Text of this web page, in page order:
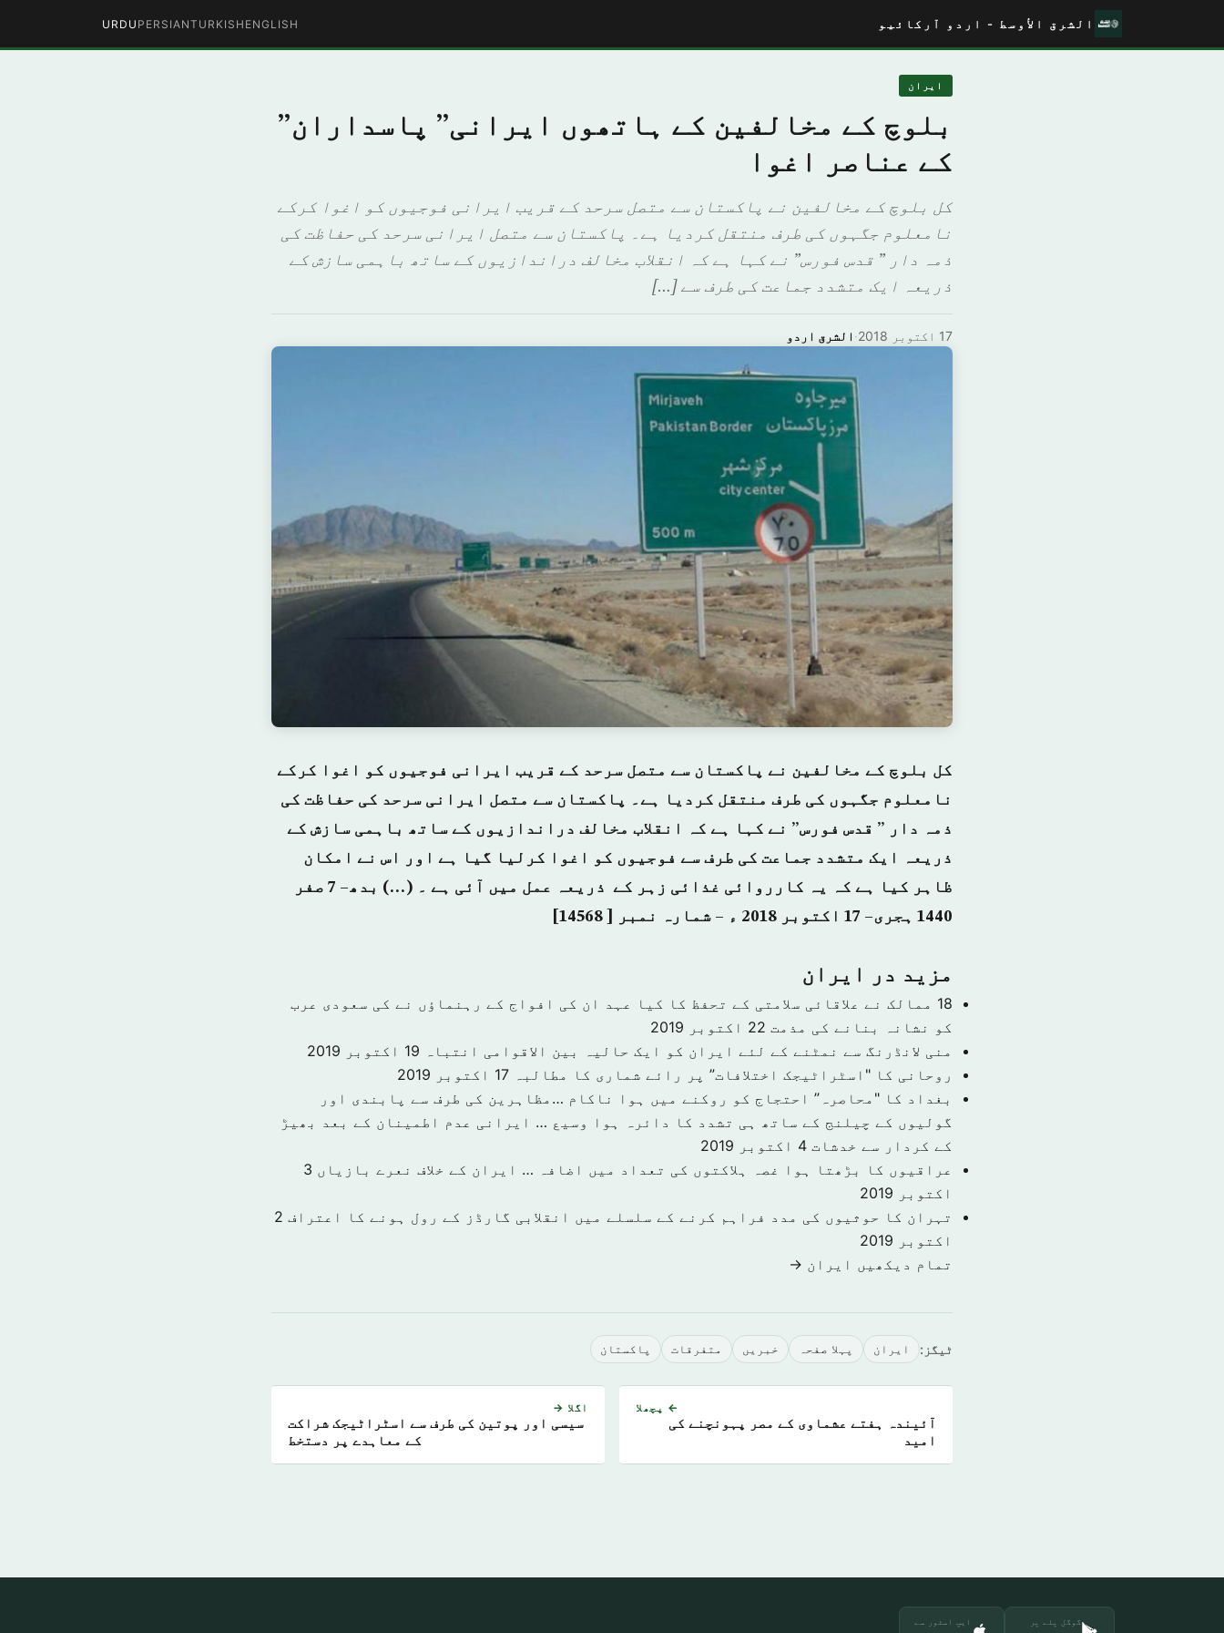
الشرق الأوسط - اردو آرکائیو ENGLISH
TURKISH
PERSIAN
URDU
ایران
بلوچ کے مخالفین کے ہاتھوں ایرانی” پاسداران”
کے عناصر اغوا
کل بلوچ کے مخالفین نے پاکستان سے متصل سرحد کے قریب ایرانی فوجیوں کو اغوا کرکے
نامعلوم جگہوں کی طرف منتقل کردیا ہے۔ پاکستان سے متصل ایرانی سرحد کی حفاظت کی
ذمہ دار ” قدس فورس” نے کہا ہے کہ انقلاب مخالف دراندازیوں کے ساتھ باہمی سازش کے
ذریعہ ایک متشدد جماعت کی طرف سے […]
الشرق اردو · 17 اکتوبر 2018
کل بلوچ کے مخالفین نے پاکستان سے متصل سرحد کے قریب ایرانی فوجیوں کو اغوا کرکے
نامعلوم جگہوں کی طرف منتقل کردیا ہے۔ پاکستان سے متصل ایرانی سرحد کی حفاظت کی
ذمہ دار ” قدس فورس” نے کہا ہے کہ انقلاب مخالف دراندازیوں کے ساتھ باہمی سازش کے
ذریعہ ایک متشدد جماعت کی طرف سے فوجیوں کو اغوا کرلیا گیا ہے اور اس نے امکان
ظاہر کیا ہے کہ یہ کارروائی غذائی زہر کے ذریعہ عمل میں آئی ہے ۔ (…) بدھ– 7 صفر
1440 ہجری– 17 اکتوبر 2018 ء – شمارہ نمبر [ 14568]
مزید در ایران
18 ممالک نے علاقائی سلامتی کے تحفظ کا کیا عہد ان کی افواج کے رہنماؤں نے کی سعودی عرب
کو نشانہ بنانے کی مذمت 22 اکتوبر 2019
منی لانڈرنگ سے نمٹنے کے لئے ایران کو ایک حالیہ بین الاقوامی انتباہ
19 اکتوبر 2019
روحانی کا "اسٹراٹیجک اختلافات” پر رائے شماری کا مطالبہ
17 اکتوبر 2019
بغداد کا "محاصرہ” احتجاج کو روکنے میں ہوا ناکام …مظاہرین کی طرف سے پابندی اور
گولیوں کے چیلنج کے ساتھ ہی تشدد کا دائرہ ہوا وسیع … ایرانی عدم اطمینان کے بعد بھیڑ
کے کردار سے خدشات 4 اکتوبر 2019
عراقیوں کا بڑھتا ہوا غصہ ہلاکتوں کی تعداد میں اضافہ … ایران کے خلاف نعرے بازیاں 3
اکتوبر 2019
تہران کا حوثیوں کی مدد فراہم کرنے کے سلسلے میں انقلابی گارڈز کے رول ہونے کا اعتراف 2
اکتوبر 2019
تمام دیکھیں ایران →
ٹیگز: ایران پہلا صفحہ خبريں متفرقات پاکستان
← پچھلا
آئیندہ ہفتے عشماوی کے مصر پہونچنے کی
امید
اگلا →
سیسی اور پوتین کی طرف سے اسٹراٹیجک شراکت
کے معاہدے پر دستخط
گوگل پلے پر ایپ اسٹور سے